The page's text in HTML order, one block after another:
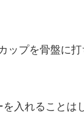
プを骨盤に
入れることは